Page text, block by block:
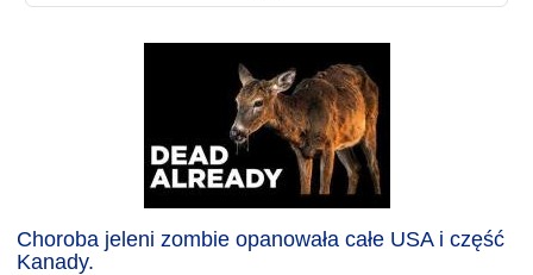
Choroba jeleni zombie opanowała całe USA i część
Kanady.